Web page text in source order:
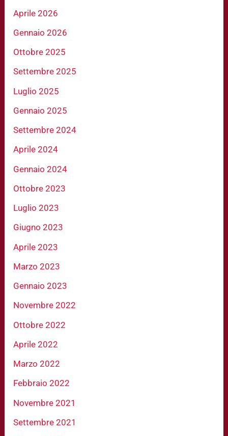
Aprile 2026
Gennaio 2026
Ottobre 2025
Settembre 2025
Luglio 2025
Gennaio 2025
Settembre 2024
Aprile 2024
Gennaio 2024
Ottobre 2023
Luglio 2023
Giugno 2023
Aprile 2023
Marzo 2023
Gennaio 2023
Novembre 2022
Ottobre 2022
Aprile 2022
Marzo 2022
Febbraio 2022
Novembre 2021
Settembre 2021